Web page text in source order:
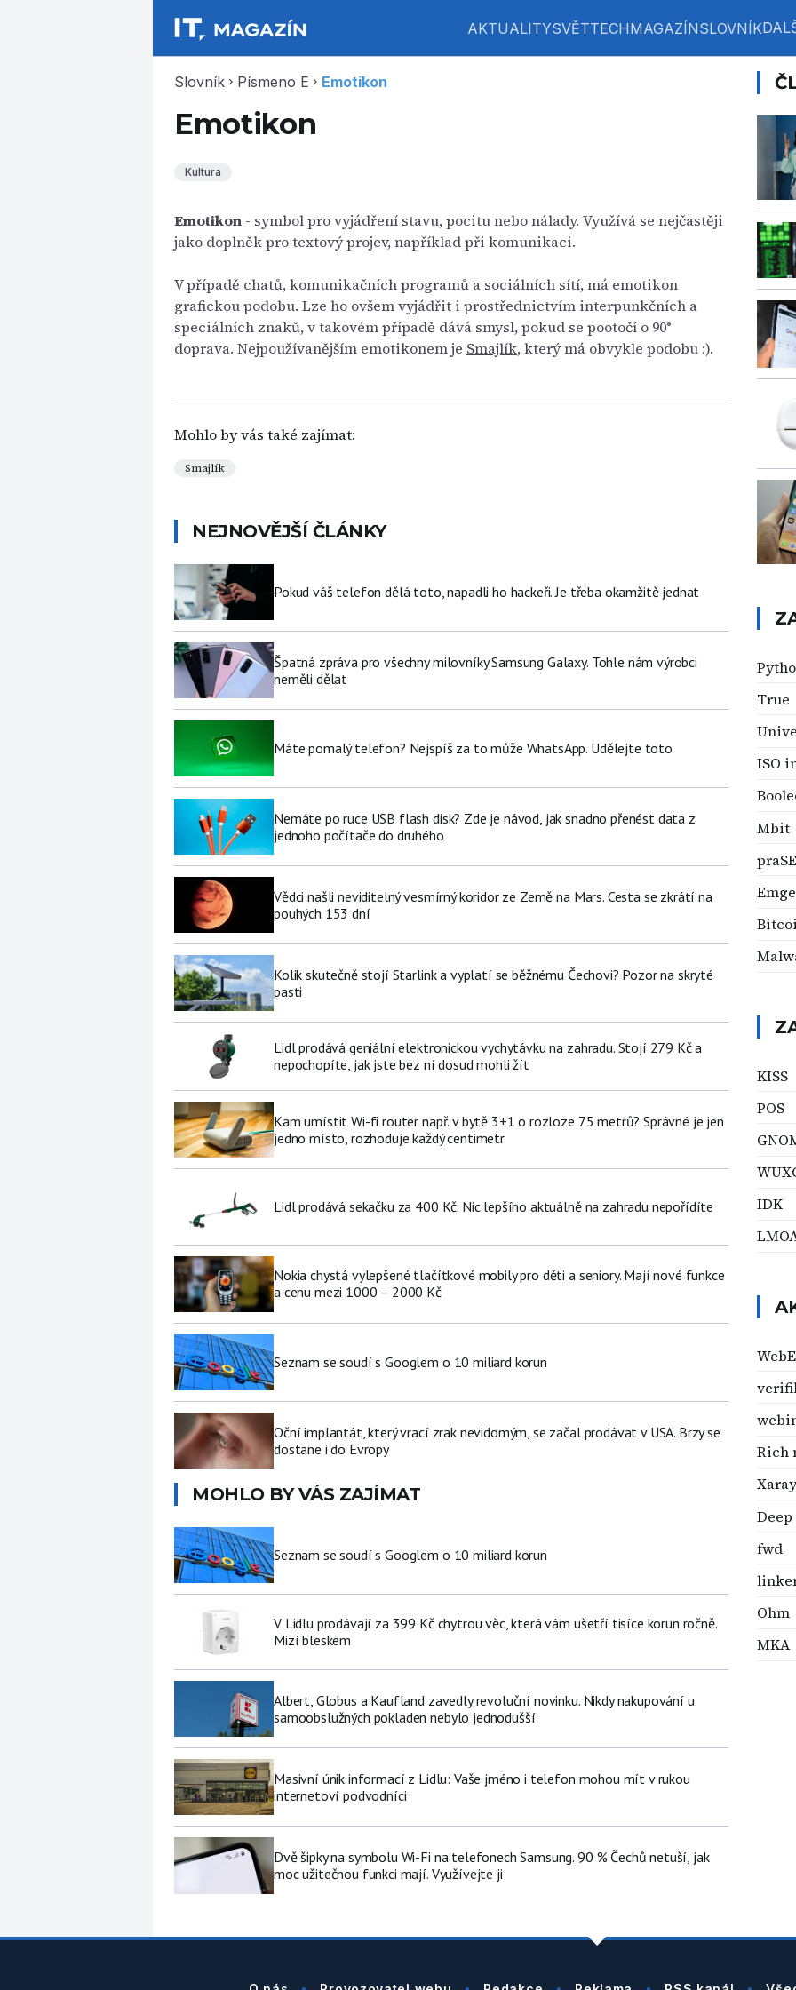
AKTUALITYSVĚTTECHMAGAZÍNSLOVNÍK
Slovník chevron_right Písmeno E chevron_right Emotikon
Emotikon
Kultura
Emotikon - symbol pro vyjádření stavu, pocitu nebo nálady. Využívá se nejčastěji
jako doplněk pro textový projev, například při komunikaci.
V případě chatů, komunikačních programů a sociálních sítí, má emotikon
grafickou podobu. Lze ho ovšem vyjádřit i prostřednictvím interpunkčních a
speciálních znaků, v takovém případě dává smysl, pokud se pootočí o 90°
doprava. Nejpoužívanějším emotikonem je Smajlík, který má obvykle podobu :).
Mohlo by vás také zajímat:
Smajlík
NEJNOVĚJŠÍ ČLÁNKY
Pokud váš telefon dělá toto, napadli ho hackeři. Je třeba okamžitě jednat
Špatná zpráva pro všechny milovníky Samsung Galaxy. Tohle nám výrobci
neměli dělat
Máte pomalý telefon? Nejspíš za to může WhatsApp. Udělejte toto
Nemáte po ruce USB flash disk? Zde je návod, jak snadno přenést data z
jednoho počítače do druhého
Vědci našli neviditelný vesmírný koridor ze Země na Mars. Cesta se zkrátí na
pouhých 153 dní
Kolik skutečně stojí Starlink a vyplatí se běžnému Čechovi? Pozor na skryté
pasti
Lidl prodává geniální elektronickou vychytávku na zahradu. Stojí 279 Kč a
nepochopíte, jak jste bez ní dosud mohli žít
Kam umístit Wi-fi router např. v bytě 3+1 o rozloze 75 metrů? Správné je jen
jedno místo, rozhoduje každý centimetr
Lidl prodává sekačku za 400 Kč. Nic lepšího aktuálně na zahradu nepořídíte
Nokia chystá vylepšené tlačítkové mobily pro děti a seniory. Mají nové funkce
a cenu mezi 1000 – 2000 Kč
Seznam se soudí s Googlem o 10 miliard korun
Oční implantát, který vrací zrak nevidomým, se začal prodávat v USA. Brzy se
dostane i do Evropy
MOHLO BY VÁS ZAJÍMAT
Seznam se soudí s Googlem o 10 miliard korun
V Lidlu prodávají za 399 Kč chytrou věc, která vám ušetří tisíce korun ročně.
Mizí bleskem
Albert, Globus a Kaufland zavedly revoluční novinku. Nikdy nakupování u
samoobslužných pokladen nebylo jednodušší
Masivní únik informací z Lidlu: Vaše jméno i telefon mohou mít v rukou
internetoví podvodníci
Dvě šipky na symbolu Wi-Fi na telefonech Samsung. 90 % Čechů netuší, jak
moc užitečnou funkci mají. Využívejte ji
True
ISO
Mbit
KISS
POS
IDK
Rich
fwd
Ohm
MKA